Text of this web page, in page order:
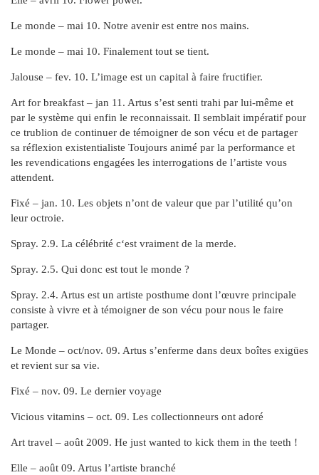
Le monde – mai 10. Notre avenir est entre nos mains.
Le monde – mai 10. Finalement tout se tient.
Jalouse – fev. 10. L’image est un capital à faire fructifier.
Art for breakfast – jan 11. Artus s’est senti trahi par lui-même et
par le système qui enfin le reconnaissait. Il semblait impératif pour
ce trublion de continuer de témoigner de son vécu et de partager
sa réflexion existentialiste Toujours animé par la performance et
les revendications engagées les interrogations de l’artiste vous
attendent.
Fixé – jan. 10. Les objets n’ont de valeur que par l’utilité qu’on
leur octroie.
Spray. 2.9. La célébrité c‘est vraiment de la merde.
Spray. 2.5. Qui donc est tout le monde ?
Spray. 2.4. Artus est un artiste posthume dont l’œuvre principale
consiste à vivre et à témoigner de son vécu pour nous le faire
partager.
Le Monde – oct/nov. 09. Artus s’enferme dans deux boîtes exigües
et revient sur sa vie.
Fixé – nov. 09. Le dernier voyage
Vicious vitamins – oct. 09. Les collectionneurs ont adoré
Art travel – août 2009. He just wanted to kick them in the teeth !
Elle – août 09. Artus l’artiste branché